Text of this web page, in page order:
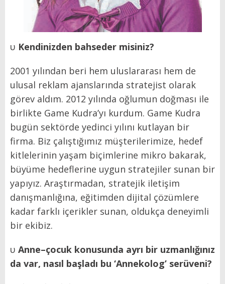
υ Kendinizden bahseder misiniz?
2001 yılından beri hem uluslararası hem de
ulusal reklam ajanslarında stratejist olarak
görev aldım. 2012 yılında oğlumun doğması ile
birlikte Game Kudra’yı kurdum. Game Kudra
bugün sektörde yedinci yılını kutlayan bir
firma. Biz çalıştığımız müşterilerimize, hedef
kitlelerinin yaşam biçimlerine mikro bakarak,
büyüme hedeflerine uygun stratejiler sunan bir
yapıyız. Araştırmadan, stratejik iletişim
danışmanlığına, eğitimden dijital çözümlere
kadar farklı içerikler sunan, oldukça deneyimli
bir ekibiz.
υ Anne–çocuk konusunda ayrı bir uzmanlığınız
da var, nasıl başladı bu ‘Annekolog’ serüveni?